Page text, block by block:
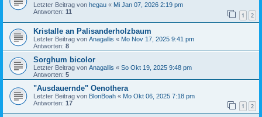
Letzter Beitrag von hegau « Mi Jan 07, 2026 2:19 pm
Antworten: 11 1 2
Kristalle an Palisanderholzbaum
Letzter Beitrag von Anagallis « Mo Nov 17, 2025 9:41 pm
Antworten: 8
Sorghum bicolor
Letzter Beitrag von Anagallis « So Okt 19, 2025 9:48 pm
Antworten: 5
"Ausdauernde" Oenothera
Letzter Beitrag von BlonBoah « Mo Okt 06, 2025 7:18 pm
Antworten: 17 1 2